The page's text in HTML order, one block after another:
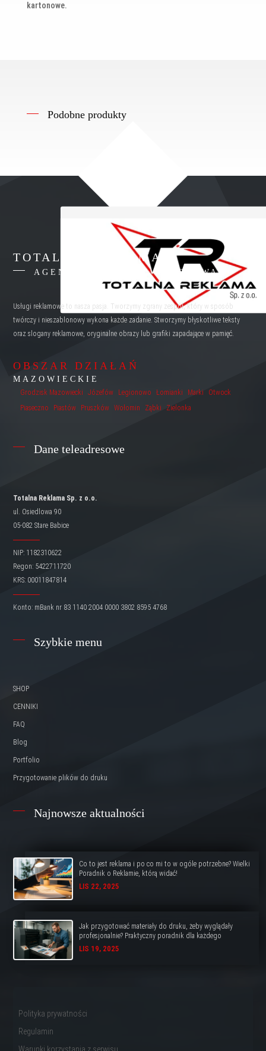
kartonowe.
Podobne produkty
TOTALNA REKLAMA
AGENCJA REKLAMY WARSZAWA
Usługi reklamowe to nasza pasja. Tworzymy zgrany zespół, który w sposób
twórczy i nieszablonowy wykona każde zadanie. Stworzymy błyskotliwe teksty
oraz slogany reklamowe, oryginalne obrazy lub grafiki zapadające w pamięć.
OBSZAR DZIAŁAŃ
MAZOWIECKIE
Grodzisk Mazowiecki Józefów Legionowo Łomianki Marki
Otwock
Piaseczno
Piastów Pruszków Wołomin Ząbki Zielonka
Dane teleadresowe
Totalna Reklama Sp. z o.o.
ul. Osiedlowa 90
05-082 Stare Babice
NIP: 1182310622
Regon: 5422711720
KRS: 00011847814
Konto: mBank nr 83 1140 2004 0000 3802 8595 4768
Szybkie menu
SHOP
CENNIKI
FAQ
Blog
Portfolio
Przygotowanie plików do druku
Najnowsze aktualności
Co to jest reklama i po co mi to w ogóle potrzebne? Wielki
Poradnik o Reklamie, którą widać!
LIS 22, 2025
Jak przygotować materiały do druku, żeby wyglądały
profesjonalnie? Praktyczny poradnik dla każdego
LIS 19, 2025
Polityka prywatności
Regulamin